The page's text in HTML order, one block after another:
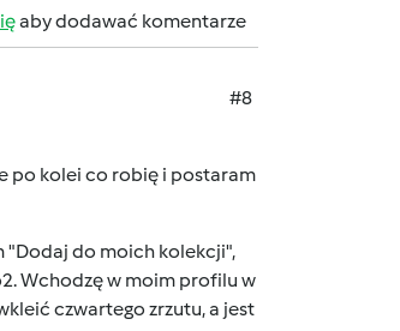
aby dodawać komentarze
#8
po kolei co robię i postaram
"Dodaj do moich kolekcji",
Wchodzę w moim profilu w
czwartego zrzutu, a jest